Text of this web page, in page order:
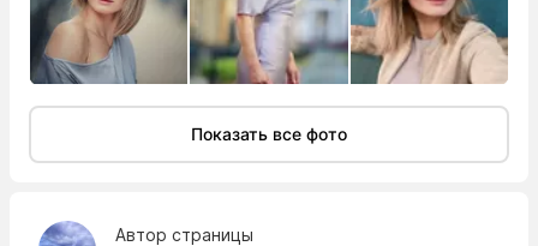
Показать все фото
Автор страницы